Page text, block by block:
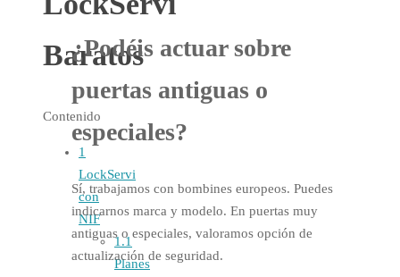
Baratos
Contenido
1
LockServi
con
NIF
1.1
Planes
¿Podéis actuar sobre
puertas antiguas o
especiales?
Sí, trabajamos con bombines europeos. Puedes
indicarnos marca y modelo. En puertas muy
antiguas o especiales, valoramos opción de
actualización de seguridad.